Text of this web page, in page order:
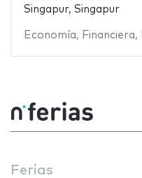
Singapur, Singapur
Economía, Financiera,
Ferias